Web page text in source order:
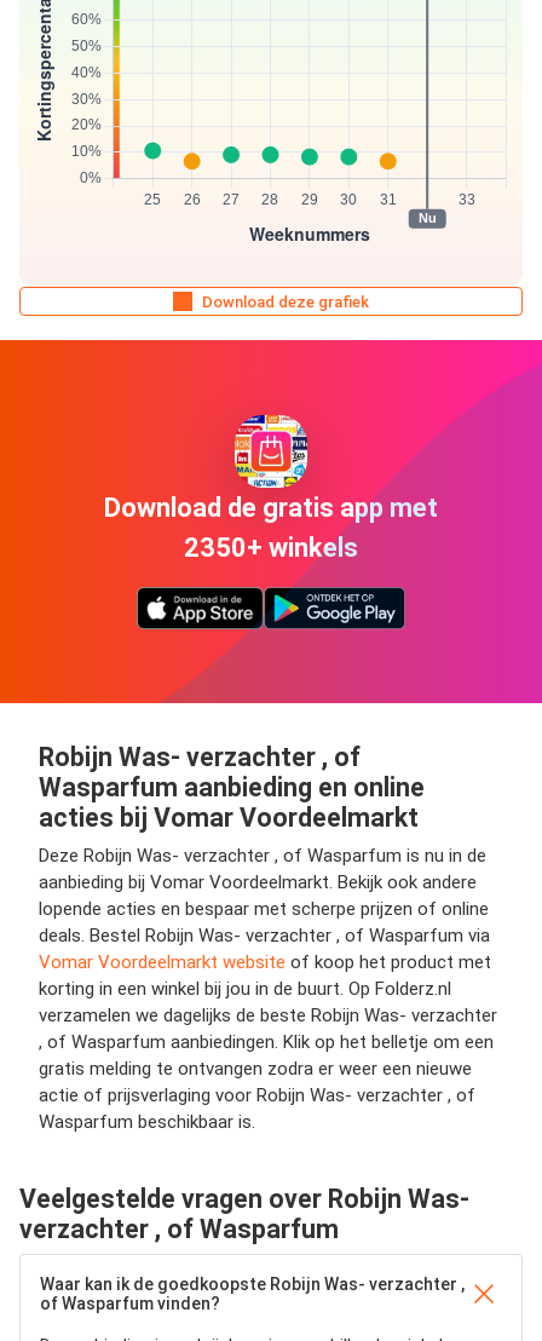
Download deze grafiek
Download de gratis app met
2350+ winkels
Robijn Was- verzachter , of
Wasparfum aanbieding en online
acties bij Vomar Voordeelmarkt
Deze Robijn Was- verzachter , of Wasparfum is nu in de
aanbieding bij Vomar Voordeelmarkt. Bekijk ook andere
lopende acties en bespaar met scherpe prijzen of online
deals. Bestel Robijn Was- verzachter , of Wasparfum via
Vomar Voordeelmarkt website of koop het product met
korting in een winkel bij jou in de buurt. Op Folderz.nl
verzamelen we dagelijks de beste Robijn Was- verzachter
, of Wasparfum aanbiedingen. Klik op het belletje om een
gratis melding te ontvangen zodra er weer een nieuwe
actie of prijsverlaging voor Robijn Was- verzachter , of
Wasparfum beschikbaar is.
Veelgestelde vragen over Robijn Was-
verzachter , of Wasparfum
Waar kan ik de goedkoopste Robijn Was- verzachter ,
of Wasparfum vinden?